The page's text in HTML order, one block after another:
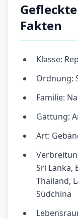
Fakten
Klasse:
Ordnung:
Familie:
Gattung:
Art:
Sri Lanka,
Thailand,
Südchina